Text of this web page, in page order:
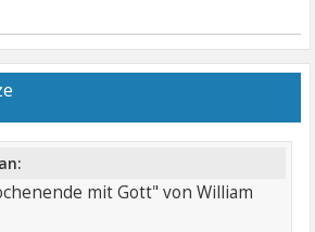
mit Gott" von William